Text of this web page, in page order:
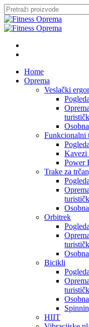
Pretraži:
Home
Oprema
Veslački
Funkcionalni
Kavezi
Power
Trake za
Orbitrek
Bicikli
HIIT